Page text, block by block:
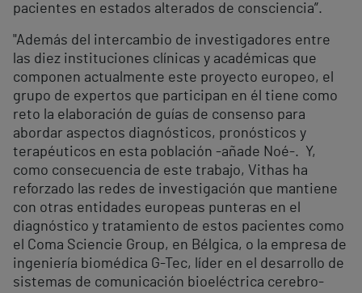
pacientes en estados alterados de consciencia”.
"Además del intercambio de investigadores entre
las diez instituciones clínicas y académicas que
componen actualmente este proyecto europeo, el
grupo de expertos que participan en él tiene como
reto la elaboración de guías de consenso para
abordar aspectos diagnósticos, pronósticos y
terapéuticos en esta población -añade Noé-. Y,
como consecuencia de este trabajo, Vithas ha
reforzado las redes de investigación que mantiene
con otras entidades europeas punteras en el
diagnóstico y tratamiento de estos pacientes como
el Coma Sciencie Group, en Bélgica, o la empresa de
ingeniería biomédica G-Tec, líder en el desarrollo de
sistemas de comunicación bioeléctrica cerebro-